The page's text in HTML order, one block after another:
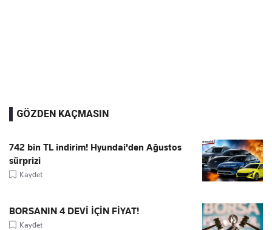
GÖZDEN KAÇMASIN
742 bin TL indirim! Hyundai'den Ağustos
sürprizi
Kaydet
BORSANIN 4 DEVİ İÇİN FİYAT!
Kaydet